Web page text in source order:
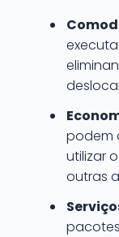
podem
utilizar
outras